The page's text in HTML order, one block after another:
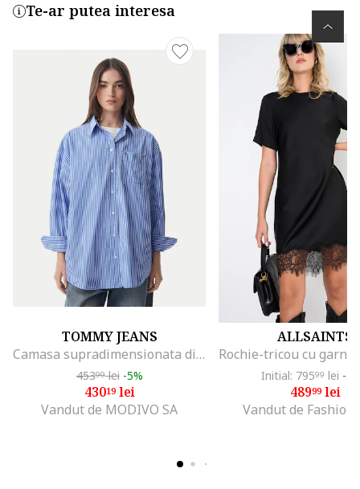
Te-ar putea interesa
TOMMY JEANS
Camasa supradimensionata din amestec de bumbac organic cu model in dungi
45399lei -5%
43019lei
Vandut de MODIVO SA
ALLSAINTS
Initial: 79599 lei -
48999lei
Vandut de Fashion